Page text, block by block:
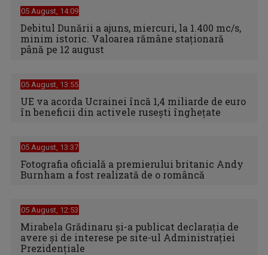
05 August, 14:09
Debitul Dunării a ajuns, miercuri, la 1.400 mc/s,
minim istoric. Valoarea rămâne staţionară
până pe 12 august
05 August, 13:55
UE va acorda Ucrainei încă 1,4 miliarde de euro
în beneficii din activele ruseşti îngheţate
05 August, 13:37
Fotografia oficială a premierului britanic Andy
Burnham a fost realizată de o româncă
05 August, 12:53
Mirabela Grădinaru și-a publicat declarația de
avere și de interese pe site-ul Administrației
Prezidențiale